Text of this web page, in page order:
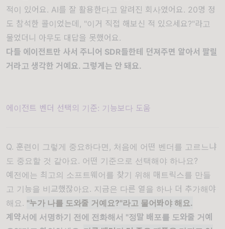
적이 있어요. AI를 잘 활용한다고 알려진 회사였어요. 20명 정
도 참석한 콜이었는데, "이거 직접 해보신 적 있으세요?"라고
물었더니 아무도 대답을 못했어요.
다들 에이전트만 사서 주니어 SDR들한테 던져주면 알아서 팔릴
거라고 생각한 거예요. 그렇게는 안 돼요.
에이전트 벤더 선택의 기준: 기능보다 도움
Q. 훈련이 그렇게 중요하다면, 처음에 어떤 벤더를 고르느냐
도 중요할 것 같아요. 어떤 기준으로 선택해야 하나요?
예전에는 최고의 소프트웨어를 찾기 위해 매트릭스를 만들
고 기능을 비교했잖아요. 지금은 다른 열을 하나 더 추가해야
해요. "누가 나를 도와줄 거예요?"라고 물어봐야 해요.
계약서에 서명하기 전에 전화해서 "정말 배포를 도와줄 거예